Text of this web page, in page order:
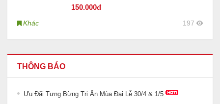
150.000đ
Khác 197
THÔNG BÁO
Ưu Đãi Tưng Bừng Tri Ân Mùa Đại Lễ 30/4 & 1/5